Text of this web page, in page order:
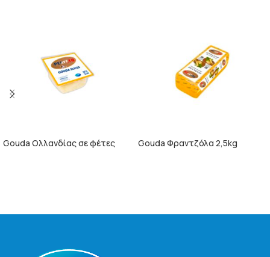
Gouda Ολλανδίας σε φέτες
Gouda Φραντζόλα 2,5kg